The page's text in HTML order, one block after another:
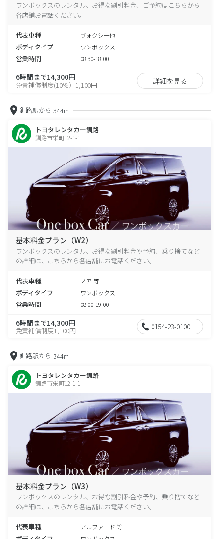
ワンボックスのレンタル、お得な割引料金、ご予約はこちらから
各店舗お電話ください。
代表車種 ヴォクシー他
ボディタイプ ワンボックス
営業時間 08:30-18:00
6時間まで14,300円
免責補償制度(10％）1,100円 詳細を見る
釧路駅から 344m
トヨタレンタカー釧路
釧路市栄町12-1-1
基本料金プラン（W2）
ワンボックスのレンタル、お得な割引料金や予約、乗り捨てなど
の詳細は、こちらから各店舗にお電話ください。
代表車種 ノア 等
ボディタイプ ワンボックス
営業時間 08:00-19:00
6時間まで14,300円
免責補償制度1,100円 0154-23-0100
釧路駅から 344m
トヨタレンタカー釧路
釧路市栄町12-1-1
基本料金プラン（W3）
ワンボックスのレンタル、お得な割引料金や予約、乗り捨てなど
の詳細は、こちらから各店舗にお電話ください。
代表車種 アルファード 等